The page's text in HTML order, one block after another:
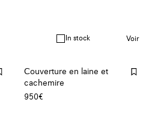
In stock Voir
Couverture en laine et
cachemire
950€